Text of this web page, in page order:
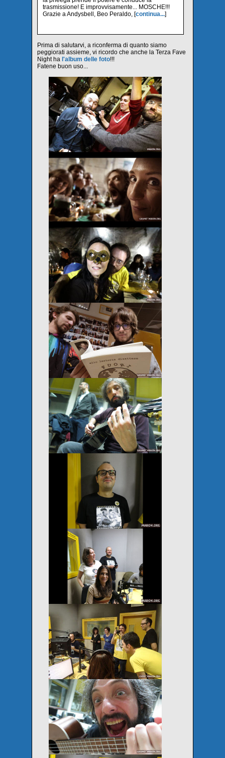
trasmissione! E improvvisamente... MOSCHE!!!
Grazie a Andysbell, Beo Peraldo, [continua...]
Prima di salutarvi, a riconferma di quanto siamo
peggiorati assieme, vi ricordo che anche la Terza Fave
Night ha l'album delle foto!!!
Fatene buon uso...